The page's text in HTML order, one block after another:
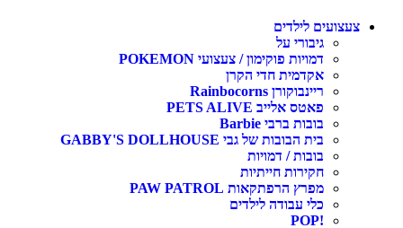
לילדים
גיבורי על
דמויות פוקימון / צעצועי POKEMON
אקדמית חדי הקרן
ריינבוקורן Rainbocorns
פאטס אלייב PETS ALIVE
בובות ברבי Barbie
בית הבובות של גבי GABBY'S DOLLHOUSE
בובות / דמויות
חקירות חייתיות
מפרץ הרפתקאות PAW PATROL
כלי עבודה לילדים